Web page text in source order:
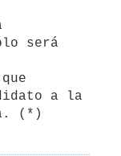
será
a la